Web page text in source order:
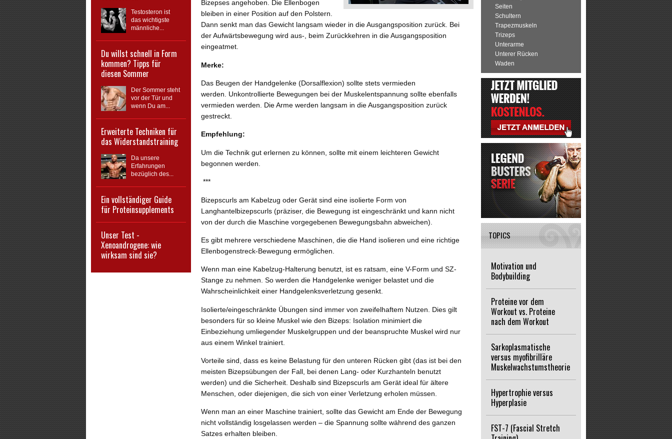
Testosteron ist
das wichtigste
männliche...
Du willst schnell in Form
kommen? Tipps für
diesen Sommer
Der Sommer steht
vor der Tür und
wenn Du am...
Erweiterte Techniken für
das Widerstandstraining
Da unsere
Erfahrungen
bezüglich des...
Ein vollständiger Guide
für Proteinsupplements
Unser Test -
Xenoandrogene: wie
wirksam sind sie?
Bizepses angehoben. Die Ellenbogen
bleiben in einer Position auf den Polstern.
Dann senkt man das Gewicht langsam wieder in die Ausgangsposition zurück. Bei
der Aufwärtsbewegung wird aus-, beim Zurückkehren in die Ausgangsposition
eingeatmet.
Merke:
Das Beugen der Handgelenke (Dorsalflexion) sollte stets vermieden
werden. Unkontrollierte Bewegungen bei der Muskelentspannung sollte ebenfalls
vermieden werden. Die Arme werden langsam in die Ausgangsposition zurück
gestreckt.
Empfehlung:
Um die Technik gut erlernen zu können, sollte mit einem leichteren Gewicht
begonnen werden.
***
Bizepscurls am Kabelzug oder Gerät sind eine isolierte Form von
Langhantelbizepscurls (präziser, die Bewegung ist eingeschränkt und kann nicht
von der durch die Maschine vorgegebenen Bewegungsbahn abweichen).
Es gibt mehrere verschiedene Maschinen, die die Hand isolieren und eine richtige
Ellenbogenstreck-Bewegung ermöglichen.
Wenn man eine Kabelzug-Halterung benutzt, ist es ratsam, eine V-Form und SZ-
Stange zu nehmen. So werden die Handgelenke weniger belastet und die
Wahrscheinlichkeit einer Handgelenksverletzung gesenkt.
Isolierte/eingeschränkte Übungen sind immer von zweifelhaftem Nutzen. Dies gilt
besonders für so kleine Muskel wie den Bizeps: Isolation minimiert die
Einbeziehung umliegender Muskelgruppen und der beanspruchte Muskel wird nur
aus einem Winkel trainiert.
Vorteile sind, dass es keine Belastung für den unteren Rücken gibt (das ist bei den
meisten Bizepsübungen der Fall, bei denen Lang- oder Kurzhanteln benutzt
werden) und die Sicherheit. Deshalb sind Bizepscurls am Gerät ideal für ältere
Menschen, oder diejenigen, die sich von einer Verletzung erholen müssen.
Wenn man an einer Maschine trainiert, sollte das Gewicht am Ende der Bewegung
nicht vollständig losgelassen werden – die Spannung sollte während des ganzen
Satzes erhalten bleiben.
Seiten
Schultern
Trapezmuskeln
Trizeps
Unterarme
Unterer Rücken
Waden
TOPICS
Motivation und
Bodybuilding
Proteine vor dem
Workout vs. Proteine
nach dem Workout
Sarkoplasmatische
versus myofibrilläre
Muskelwachstumstheorie
Hypertrophie versus
Hyperplasie
FST-7 (Fascial Stretch